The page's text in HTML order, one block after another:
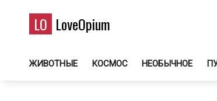
LO LoveOpium
ЖИВОТНЫЕ КОСМОС НЕОБЫЧНОЕ